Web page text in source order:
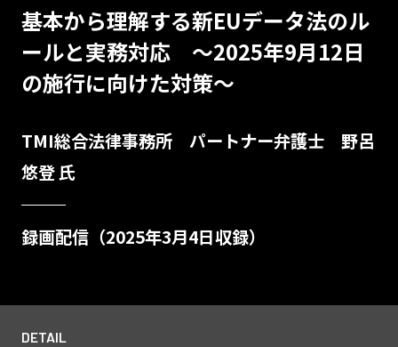
基本から理解する新EUデータ法のル
ールと実務対応 ～2025年9月12日
の施行に向けた対策～
TMI総合法律事務所 パートナー弁護士 野呂
悠登 氏
録画配信（2025年3月4日収録）
DETAIL